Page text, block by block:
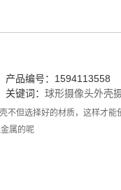
产品编号：1594113558
关键词： 球形摄像头外壳
但选择好的材质，这样才能
属的呢